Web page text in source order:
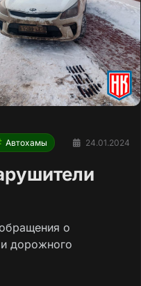
Автохамы 24.01.2024
о
дорожного